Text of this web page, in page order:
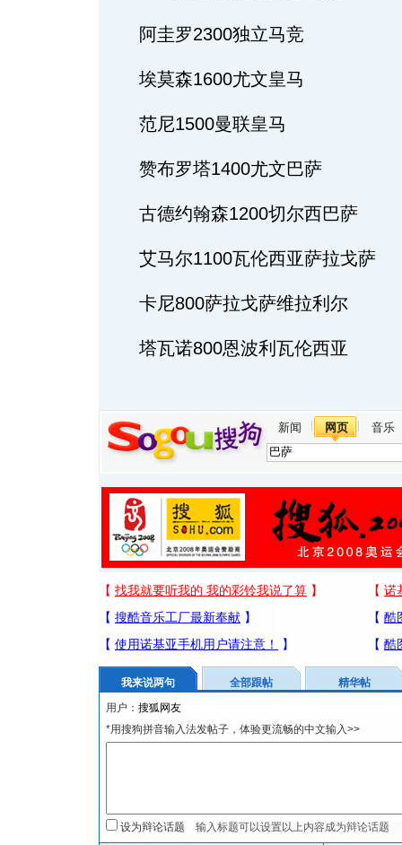
阿圭罗2300独立马竞
埃莫森1600尤文皇马
范尼1500曼联皇马
赞布罗塔1400尤文巴萨
古德约翰森1200切尔西巴萨
艾马尔1100瓦伦西亚萨拉戈萨
卡尼800萨拉戈萨维拉利尔
塔瓦诺800恩波利瓦伦西亚
新闻 网页 音乐
我来说两句 全部跟帖
精华帖
用户：
*用搜狗拼音输入法发帖子，体验更流畅的中文输入>>
设为辩论话题